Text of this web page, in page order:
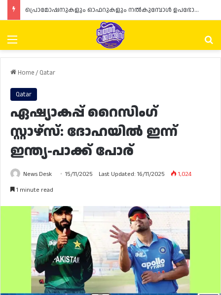
പ്രൊമോഷനുകളും ഓഫറുകളും നൽകുമ്പോൾ ഉപഭോക്താക്കളുടെ അവകാശങ്ങൾ ഉറപ്പാക്കണമെന്ന് ഖത്തർ വാണിജ്യ വ്യവസായ മന്ത്രാലയത്തിന്റെ (MoCI) നിർദ്ദേശം
Menu
Home/ Qatar
Qatar
ഏഷ്യാകപ്പ് റൈസിംഗ്
സ്റ്റാഴ്‌സ്: ദോഹയിൽ ഇന്ന്
ഇന്ത്യ-പാക്ക് പോര്
News Desk 15/11/2025 Last Updated: 16/11/2025
1,024
1 minute read